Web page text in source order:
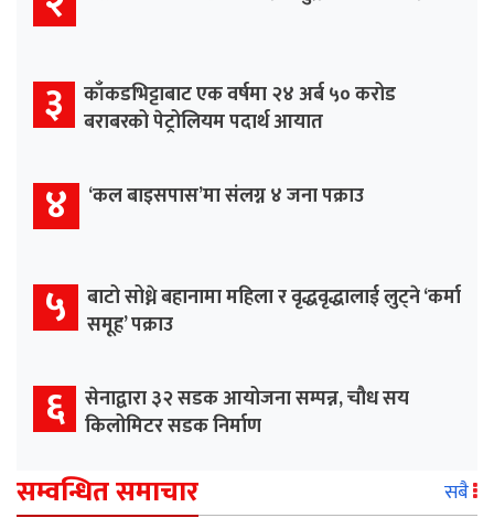
३ काँकडभिट्टाबाट एक वर्षमा २४ अर्ब ५० करोड
बराबरको पेट्रोलियम पदार्थ आयात
४ ‘कल बाइसपास’मा संलग्न ४ जना पक्राउ
५ बाटो सोध्ने बहानामा महिला र वृद्धवृद्धालाई लुट्ने ‘कर्मा
समूह’ पक्राउ
६ सेनाद्वारा ३२ सडक आयोजना सम्पन्न, चौध सय
किलोमिटर सडक निर्माण
सम्वन्धित समाचार सबै